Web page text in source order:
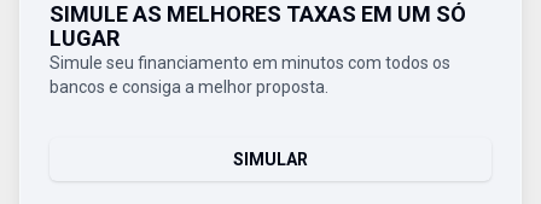
SIMULE AS MELHORES TAXAS EM UM SÓ
LUGAR
Simule seu financiamento em minutos com todos os
bancos e consiga a melhor proposta.
SIMULAR